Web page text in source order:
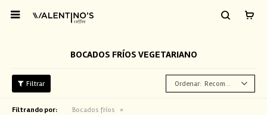

BOCADOS FRÍOS VEGETARIANO
Recomendados
Filtrando por: Bocados fríos